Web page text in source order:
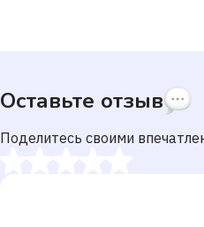
Оставьте отзыв
Поделитесь своими